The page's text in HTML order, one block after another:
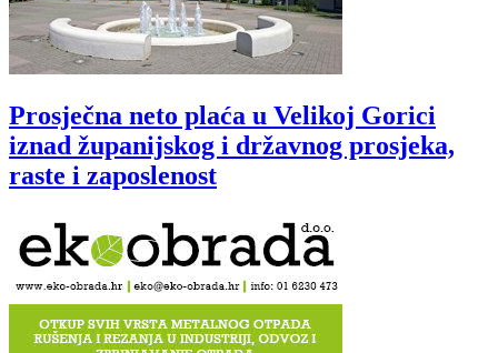
Prosječna neto plaća u Velikoj Gorici
iznad županijskog i državnog prosjeka,
raste i zaposlenost